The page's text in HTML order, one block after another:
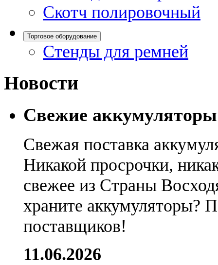
Скотч полировочный
Торговое оборудование
Стенды для ремней
Новости
Свежие
Свежая поставка
Никакой просрочки,
свежее из Страны
храните аккумуляторы?
поставщиков!
11.06.2026